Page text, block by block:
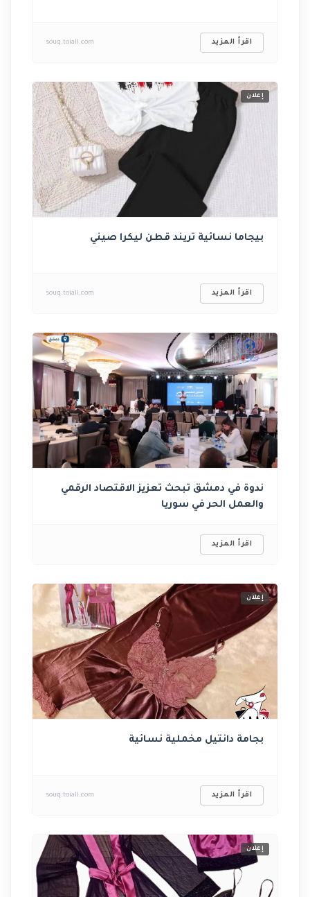
souq.toiall.com اقرأ المزيد
إعلان
بيجاما نسائية تريند قطن ليكرا صيني
souq.toiall.com اقرأ المزيد
ندوة في دمشق تبحث تعزيز الاقتصاد الرقمي
والعمل الحر في سوريا ‏
اقرأ المزيد
إعلان
بجامة دانتيل مخملية نسائية
souq.toiall.com اقرأ المزيد
إعلان